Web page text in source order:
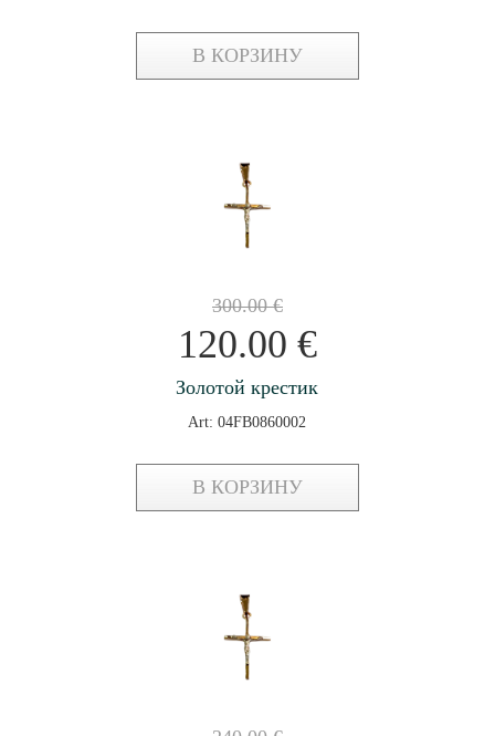
В КОРЗИНУ
300.00€
120.00 €
Золотой крестик
Art: 04FB0860002
В КОРЗИНУ